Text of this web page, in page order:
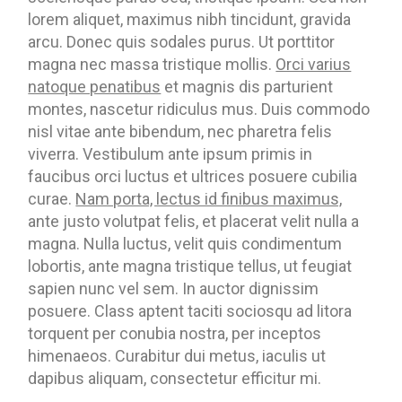
lorem aliquet, maximus nibh tincidunt, gravida
arcu. Donec quis sodales purus. Ut porttitor
magna nec massa tristique mollis. Orci varius
natoque penatibus et magnis dis parturient
montes, nascetur ridiculus mus. Duis commodo
nisl vitae ante bibendum, nec pharetra felis
viverra. Vestibulum ante ipsum primis in
faucibus orci luctus et ultrices posuere cubilia
curae. Nam porta, lectus id finibus maximus,
ante justo volutpat felis, et placerat velit nulla a
magna. Nulla luctus, velit quis condimentum
lobortis, ante magna tristique tellus, ut feugiat
sapien nunc vel sem. In auctor dignissim
posuere. Class aptent taciti sociosqu ad litora
torquent per conubia nostra, per inceptos
himenaeos. Curabitur dui metus, iaculis ut
dapibus aliquam, consectetur efficitur mi.